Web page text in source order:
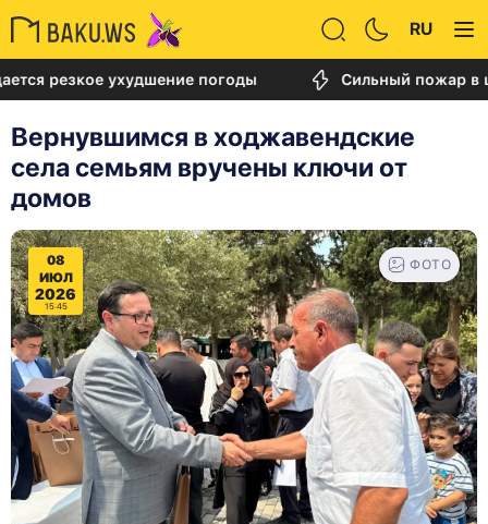
RU
ухудшение погоды Сильный пожар в центре
Вернувшимся в ходжавендские
села семьям вручены ключи от
домов
08
ИЮЛ
2026
15:45
ФОТО